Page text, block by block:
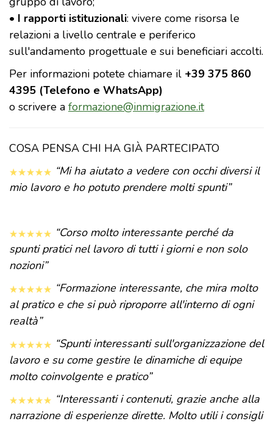
• I rapporti istituzionali: vivere come risorsa le
relazioni a livello centrale e periferico
sull'andamento progettuale e sui beneficiari accolti.
Per informazioni potete chiamare il +39 375 860
4395 (Telefono e WhatsApp)
o scrivere a formazione@inmigrazione.it
COSA PENSA CHI HA GIÀ PARTECIPATO
“Mi ha aiutato a vedere con occhi diversi il
mio lavoro e ho potuto prendere molti spunti”
“Corso molto interessante perché da
spunti pratici nel lavoro di tutti i giorni e non solo
nozioni”
“Formazione interessante, che mira molto
al pratico e che si può riproporre all'interno di ogni
realtà”
“Spunti interessanti sull'organizzazione del
lavoro e su come gestire le dinamiche di equipe
molto coinvolgente e pratico”
“Interessanti i contenuti, grazie anche alla
narrazione di esperienze dirette. Molto utili i consigli